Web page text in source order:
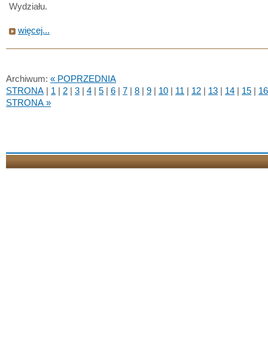
Wydziału.
więcej...
Archiwum: « POPRZEDNIA
STRONA | 1 | 2 | 3 | 4 | 5 | 6 | 7 | 8 | 9 | 10 | 11 | 12 | 13 | 14 | 15 | 16
STRONA »